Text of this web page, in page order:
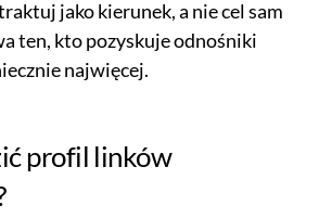
jako kierunek, a nie cel sam
ten, kto pozyskuje odnośniki
najwięcej.
profil linków